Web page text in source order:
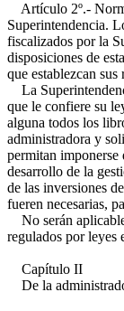
Artículo 2º.-
Superintendencia.
fiscalizados por la
disposiciones de
que establezcan
La
que le confiere su
alguna todos los
administradora y
permitan imponerse
desarrollo de la
de las inversiones
fueren necesarias,
No serán
regulados por leyes
Capítulo II
De la